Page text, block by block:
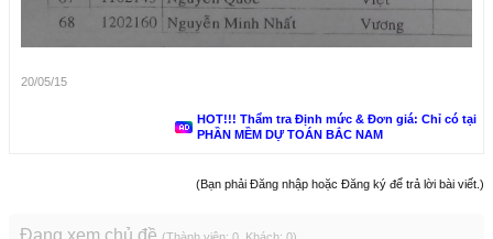
20/05/15
HOT!!! Thẩm tra Định mức & Đơn giá: Chỉ có tại
PHẦN MỀM DỰ TOÁN BẮC NAM
(Bạn phải Đăng nhập hoặc Đăng ký để trả lời bài viết.)